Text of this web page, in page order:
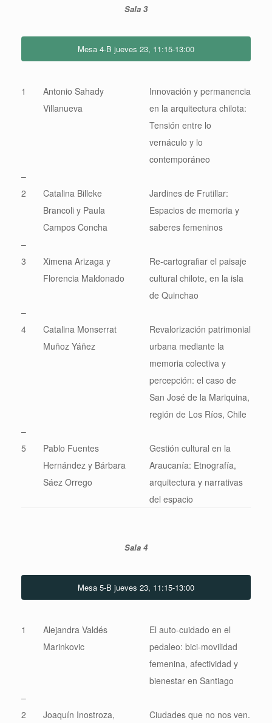
Sala 3
Mesa 4-B jueves 23, 11:15-13:00
1
Antonio Sahady
Villanueva
Innovación y permanencia
en la arquitectura chilota:
Tensión entre lo
vernáculo y lo
contemporáneo
–
2
Catalina Billeke
Brancoli y Paula
Campos Concha
Jardines de Frutillar:
Espacios de memoria y
saberes femeninos
–
3
Ximena Arizaga y
Florencia Maldonado
Re-cartografiar el paisaje
cultural chilote, en la isla
de Quinchao
–
4
Catalina Monserrat
Muñoz Yáñez
Revalorización patrimonial
urbana mediante la
memoria colectiva y
percepción: el caso de
San José de la Mariquina,
región de Los Ríos, Chile
–
5
Pablo Fuentes
Hernández y Bárbara
Sáez Orrego
Gestión cultural en la
Araucanía: Etnografía,
arquitectura y narrativas
del espacio
Sala 4
Mesa 5-B jueves 23, 11:15-13:00
1
Alejandra Valdés
Marinkovic
El auto-cuidado en el
pedaleo: bici-movilidad
femenina, afectividad y
bienestar en Santiago
–
2
Joaquín Inostroza, Ciudades que no nos ven.